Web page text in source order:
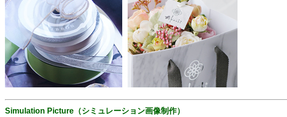
Simulation Picture（シミュレーション画像制作）